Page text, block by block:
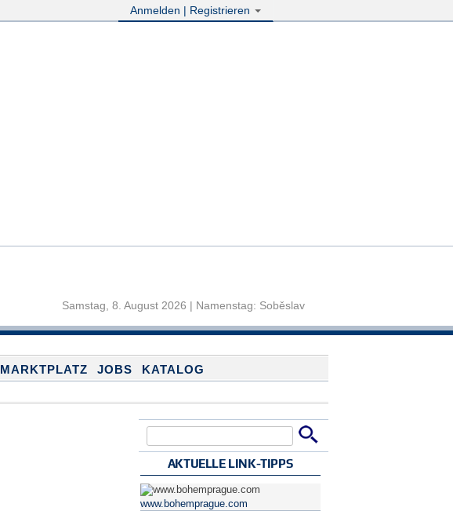
Anmelden | Registrieren
Samstag, 8. August 2026 | Namenstag: Soběslav
MARKTPLATZ JOBS
KATALOG
AKTUELLE LINK-TIPPS
www.bohemprague.com